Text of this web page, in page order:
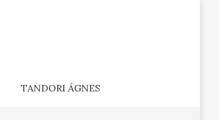
TANDORI ÁGNES